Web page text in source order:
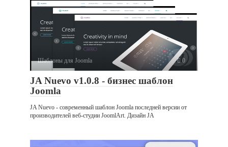
Шаблоны для Joomla 0
JA Nuevo v1.0.8 - бизнес шаблон
Joomla
JA Nuevo - современный шаблон Joomla последней версии от
производителей веб-студии JoomlArt. Дизайн JA